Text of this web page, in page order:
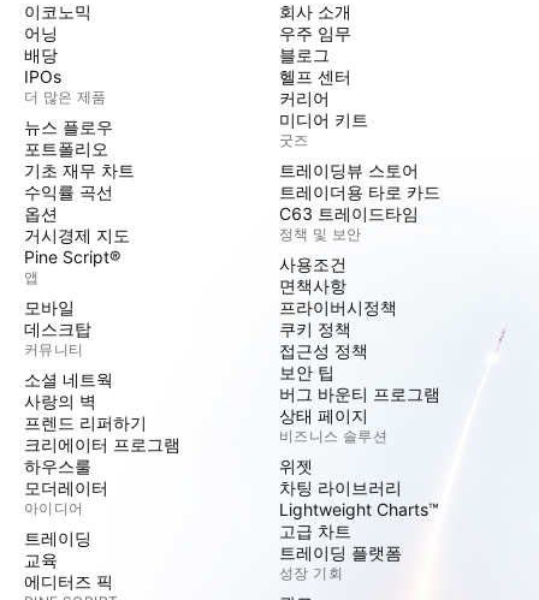
이코노믹
어닝
배당
IPOs
더 많은 제품
뉴스 플로우
포트폴리오
기초 재무 차트
수익률 곡선
옵션
거시경제 지도
Pine Script®
앱
모바일
데스크탑
커뮤니티
소셜 네트웍
사랑의 벽
프렌드 리퍼하기
크리에이터 프로그램
하우스룰
모더레이터
아이디어
트레이딩
교육
에디터즈 픽
회사 소개
우주 임무
블로그
헬프 센터
커리어
미디어 키트
굿즈
트레이딩뷰 스토어
트레이더용 타로 카드
C63 트레이드타임
정책 및 보안
사용조건
면책사항
프라이버시정책
쿠키 정책
접근성 정책
보안 팁
버그 바운티 프로그램
상태 페이지
비즈니스 솔루션
위젯
차팅 라이브러리
Lightweight Charts™
고급 차트
트레이딩 플랫폼
성장 기회